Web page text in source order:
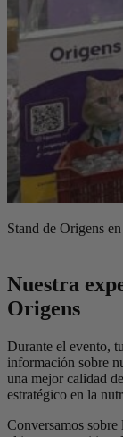
Stand de Origens
Nuestra
Origens
Durante el evento,
información sobre
una mejor calidad
estratégico en la
Conversamos